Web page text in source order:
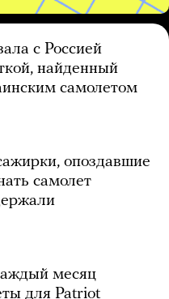
с Россией
найденный
самолетом
опоздавшие
самолет
месяц
для Patriot